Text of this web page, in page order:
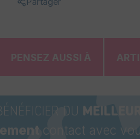
PENSEZ AUSSI À
DU
contact avec